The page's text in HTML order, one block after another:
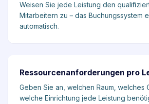
Weisen Sie jede Leistung den
Mitarbeitern zu – das Buchungssystem
automatisch.
Ressourcenanforderungen pro
Geben Sie an, welchen Raum, welches
welche Einrichtung jede Leistung